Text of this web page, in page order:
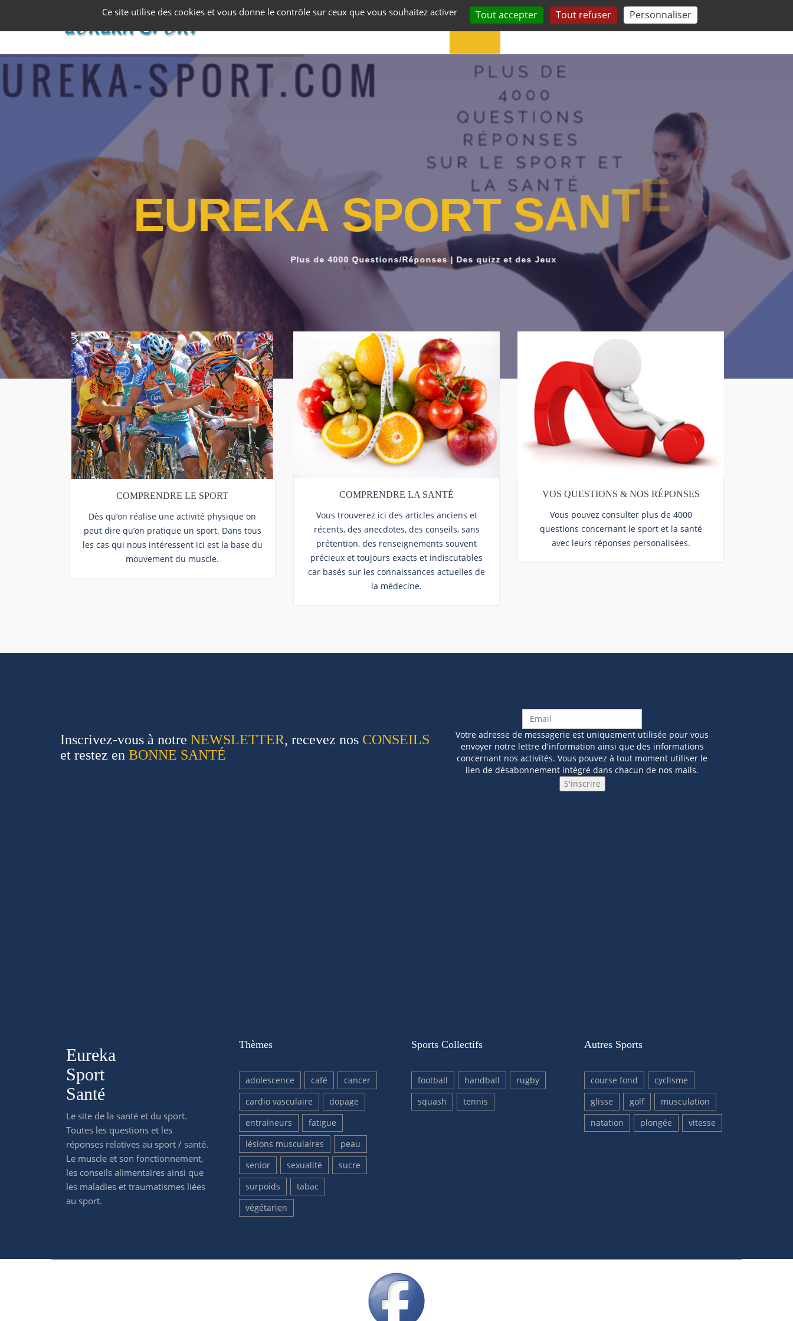
ACCUEIL VOS QUESTIONS TESTEZ-VOUS COMPRENDRE
EUREKA SPORT SAN TE
Plus de 4000 Questions/Réponses | Des quizz et des Jeux
COMPRENDRE LE SPORT
Dès qu’on réalise une activité physique on
peut dire qu’on pratique un sport. Dans tous
les cas qui nous intéressent ici est la base du
mouvement du muscle.
COMPRENDRE LA SANTÉ
Vous trouverez ici des articles anciens et
récents, des anecdotes, des conseils, sans
prétention, des renseignements souvent
précieux et toujours exacts et indiscutables
car basés sur les connaissances actuelles de
la médecine.
VOS QUESTIONS & NOS RÉPONSES
Vous pouvez consulter plus de 4000
questions concernant le sport et la santé
avec leurs réponses personalisées.
Inscrivez-vous à notre NEWSLETTER, recevez nos CONSEILS
et restez en BONNE SANTÉ
Votre adresse de messagerie est uniquement utilisée pour vous
envoyer notre lettre d'information ainsi que des informations
concernant nos activités. Vous pouvez à tout moment utiliser le
lien de désabonnement intégré dans chacun de nos mails.
Eureka
Sport
Santé
Le site de la santé et du sport.
Toutes les questions et les
réponses relatives au sport / santé.
Le muscle et son fonctionnement,
les conseils alimentaires ainsi que
les maladies et traumatismes liées
au sport.
Thèmes
adolescence café
cancer
cardio vasculaire
dopage
entraineurs
fatigue
lésions musculaires
peau
senior
sexualité
sucre
surpoids
tabac
végétarien
Sports Collectifs
football handball
rugby
squash
tennis
Autres Sports
course fond
cyclisme
glisse
golf
musculation
natation
plongée vitesse
Ce site utilise des cookies et vous donne le contrôle sur ceux que vous souhaitez activer Tout accepter Tout refuser Personnaliser